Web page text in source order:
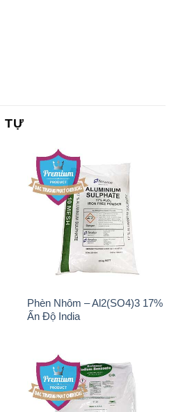
Sodium Benzoate – Mốc Bột
Kalama Food Grade Mỹ Usa